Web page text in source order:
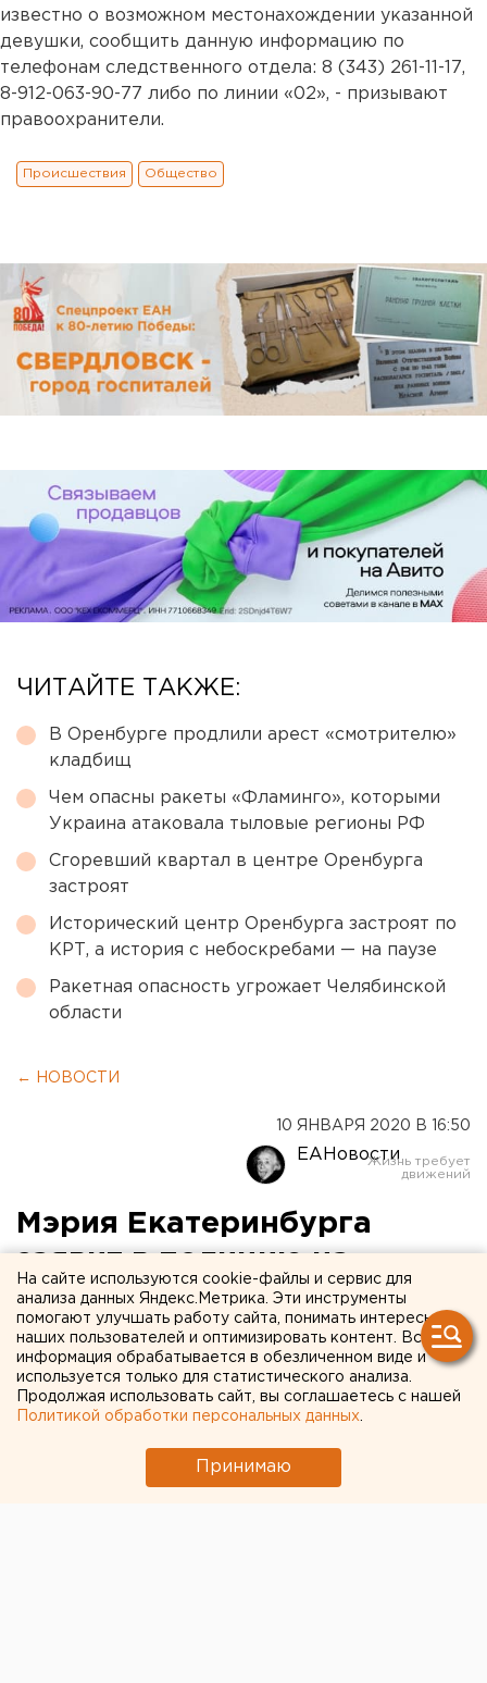
известно о возможном местонахождении указанной
девушки, сообщить данную информацию по
телефонам следственного отдела: 8 (343) 261-11-17,
8-912-063-90-77 либо по линии «02», - призывают
правоохранители.
Происшествия Общество
ЧИТАЙТЕ ТАКЖЕ:
В Оренбурге продлили арест «смотрителю»
кладбищ
Чем опасны ракеты «Фламинго», которыми
Украина атаковала тыловые регионы РФ
Сгоревший квартал в центре Оренбурга
застроят
Исторический центр Оренбурга застроят по
КРТ, а история с небоскребами — на паузе
Ракетная опасность угрожает Челябинской
области
← НОВОСТИ
10 ЯНВАРЯ 2020 В 16:50
ЕАНовости
Мэрия Екатеринбурга
заявит в полицию на
журналистов портала 66.ру
На сайте используются cookie-файлы и сервис для
анализа данных Яндекс.Метрика. Эти инструменты
помогают улучшать работу сайта, понимать интересы
наших пользователей и оптимизировать контент. Вся
информация обрабатывается в обезличенном виде и
используется только для статистического анализа.
Продолжая использовать сайт, вы соглашаетесь с нашей
Политикой обработки персональных данных
Принимаю